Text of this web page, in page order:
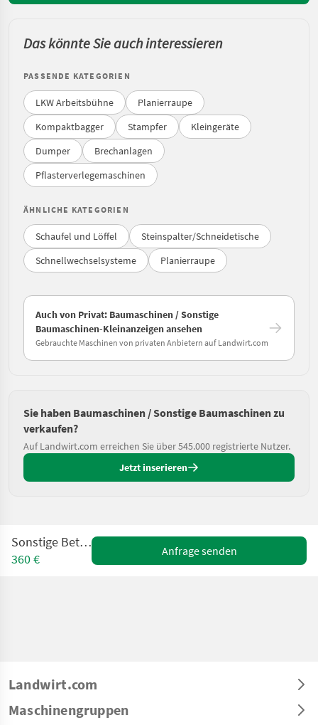
Das könnte Sie auch interessieren
PASSENDE KATEGORIEN
LKW Arbeitsbühne
Planierraupe
Kompaktbagger
Stampfer
Kleingeräte
Dumper
Brechanlagen
Pflasterverlegemaschinen
ÄHNLICHE KATEGORIEN
Schaufel und Löffel
Steinspalter/Schneidetische
Schnellwechselsysteme
Planierraupe
Auch von Privat: Baumaschinen / Sonstige
Baumaschinen-Kleinanzeigen ansehen
Gebrauchte Maschinen von privaten Anbietern auf Landwirt.com
Sie haben Baumaschinen / Sonstige Baumaschinen zu
verkaufen?
Auf Landwirt.com erreichen Sie über 545.000 registrierte Nutzer.
Jetzt inserieren
Sonstige Betonkübel
360 €
Anfrage senden
Landwirt.com
Maschinengruppen